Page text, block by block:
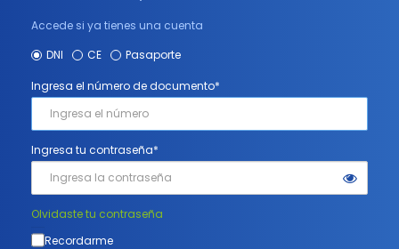
Accede si ya tienes una cuenta
DNI
CE Pasaporte
Ingresa el número de documento*
Ingresa tu contraseña*
Olvidaste tu contraseña
Recordarme